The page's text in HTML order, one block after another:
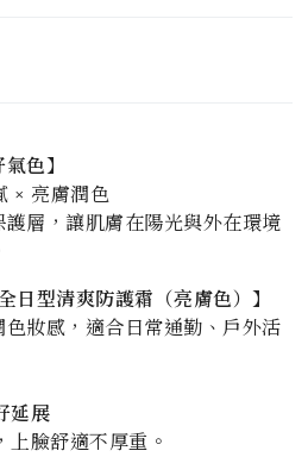
色】
× 亮膚潤色
層，讓肌膚在陽光與外在環境
型清爽防護霜（亮膚色）】
妝感，適合日常通勤、戶外活
延展
臉舒適不厚重。